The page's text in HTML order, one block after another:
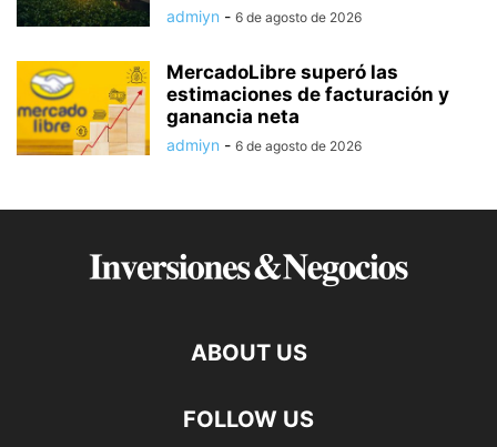
admiyn - 6 de agosto de 2026
MercadoLibre superó las
estimaciones de facturación y
ganancia neta
admiyn - 6 de agosto de 2026
ABOUT US
FOLLOW US